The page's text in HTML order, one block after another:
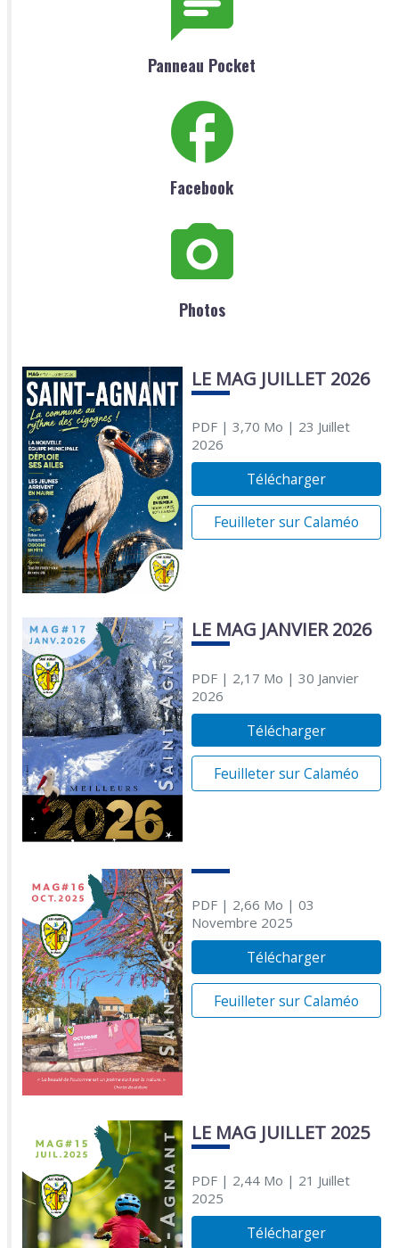
Panneau Pocket
Facebook
Photos
LE MAG JUILLET 2026
PDF| 3,70 Mo | 23 Juillet
2026
Télécharger
Feuilleter sur Calaméo
LE MAG JANVIER 2026
PDF| 2,17 Mo | 30 Janvier
2026
Télécharger
Feuilleter sur Calaméo
PDF| 2,66 Mo | 03
Novembre 2025
Télécharger
Feuilleter sur Calaméo
LE MAG JUILLET 2025
PDF| 2,44 Mo | 21 Juillet
2025
Télécharger